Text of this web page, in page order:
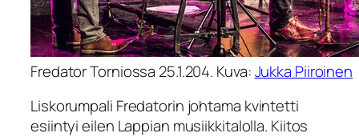
Fredator Torniossa 25.1.204. Kuva:Jukka Piiroinen
Liskorumpali Fredatorin johtama kvintetti
esiintyi eilen Lappian musiikkitalolla. Kiitos